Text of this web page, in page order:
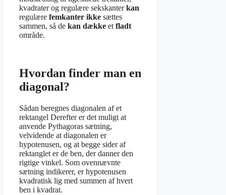
kvadrater og regulære sekskanterkan
regulære femkanter ikke sættes
sammen, så de kan dække et fladt
område.
Hvordan finder man en
diagonal?
Sådan beregnes diagonalen af ​​et
rektangel Derefter er det muligt at
anvende Pythagoras sætning,
velvidende at diagonalen er
hypotenusen, og at begge sider af
rektanglet er de ben, der danner den
rigtige vinkel. Som ovennævnte
sætning indikerer, er hypotenusen
kvadratisk lig med summen af ​​hvert
ben i kvadrat.